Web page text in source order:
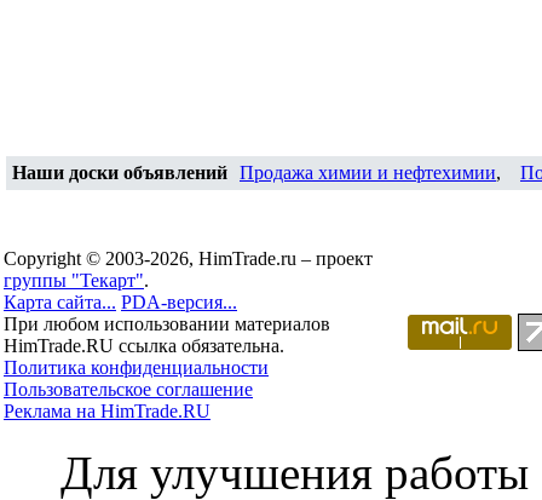
Наши доски объявлений Продажа химии и нефтехимии,
Copyright © 2003-2026, HimTrade.ru – проект
группы "Текарт".
Карта сайта... PDA-версия...
При любом использовании материалов
HimTrade.RU ссылка обязательна.
Политика конфиденциальности
Пользовательское соглашение
Реклама на HimTrade.RU
Для улучшения работы